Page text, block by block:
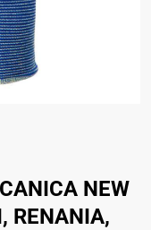
NEW
RENANIA,